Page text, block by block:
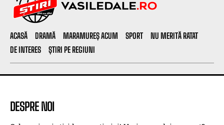
ACASĂ DRAMĂ MARAMUREȘ ACUM SPORT
NU MERITĂ RATAT
DE INTERES
ȘTIRI PE REGIUNI
DESPRE NOI